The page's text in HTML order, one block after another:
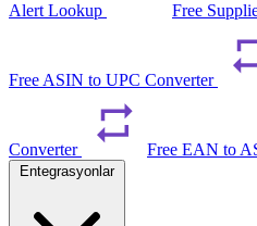
Alert Lookup Free
Free ASIN to UPC Converter
Converter Free EAN to
Entegrasyonlar